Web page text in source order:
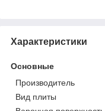
Характеристики
Основные
Производитель
Вид плиты